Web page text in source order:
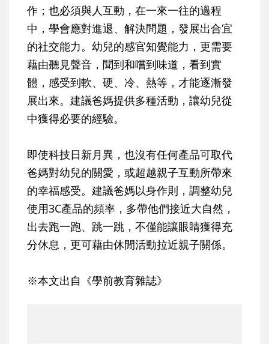
作；也必須與人互動，在一來一往的過程
中，學會應對進退、解決問題，發展出合宜
的社交能力。幼兒的感官知覺能力，更需要
藉由聽見聲音，聞到和嚐到味道，看到實
體，感受到軟、硬、冷、熱等，才能逐漸發
展出來。建議爸媽提供多種活動，讓幼兒從
中獲得必要的經驗。
即使科技日新月異，也沒有任何產品可取代
爸媽對幼兒的關愛，或超越親子互動所帶來
的幸福感受。建議爸媽以身作則，調整幼兒
使用3C產品的頻率，多帶他們接近大自然，
出去跑一跑、跳一跳，不僅能讓眼睛獲得充
分休息，更可藉由休閒活動拉近親子關係。
※本文出自《學前教育雜誌》